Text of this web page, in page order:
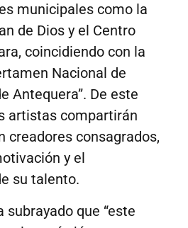
municipales como la
de Dios y el Centro
coincidiendo con la
Nacional de
Antequera”. De este
artistas compartirán
creadores consagrados,
y el
su talento.
subrayado que “este